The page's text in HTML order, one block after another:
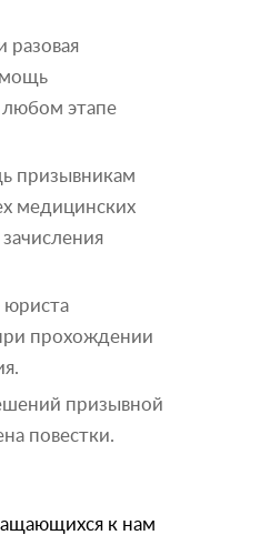
разовая
этапе
призывникам
медицинских
прохождении
призывной
повестки.
к нам